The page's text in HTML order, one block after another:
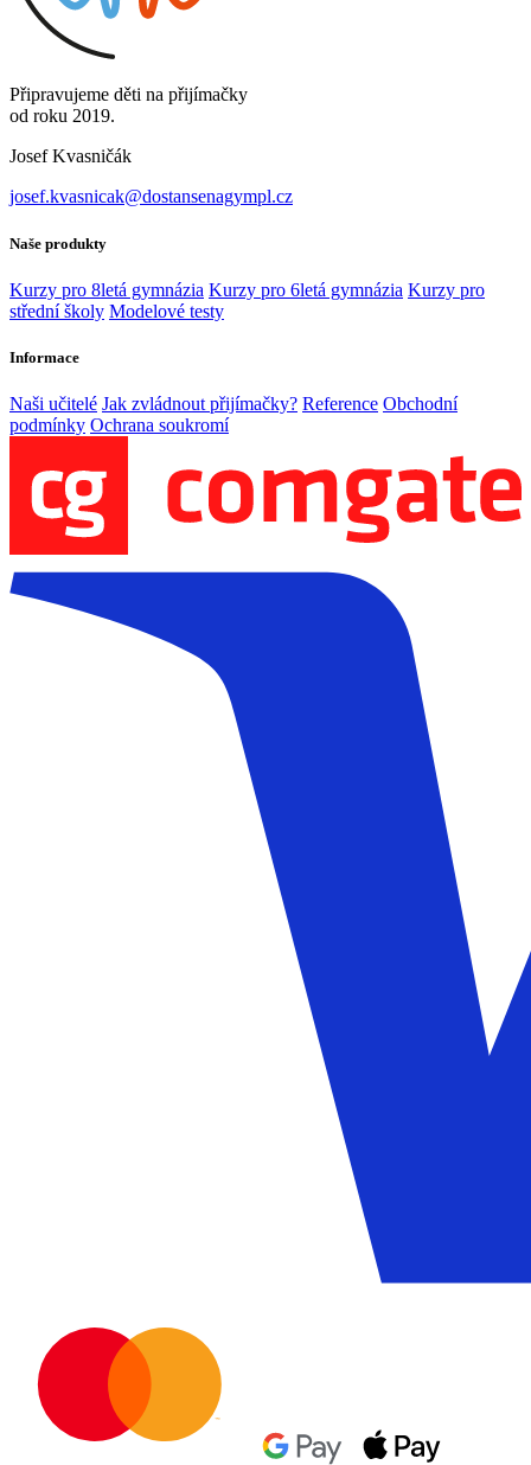
Připravujeme děti na přijímačky
od roku 2019.
Josef Kvasničák
josef.kvasnicak@dostansenagympl.cz
Naše produkty
Kurzy pro 8letá gymnázia Kurzy pro 6letá gymnázia Kurzy pro
střední školy Modelové testy
Informace
Naši učitelé Jak zvládnout přijímačky? Reference Obchodní
podmínky Ochrana soukromí